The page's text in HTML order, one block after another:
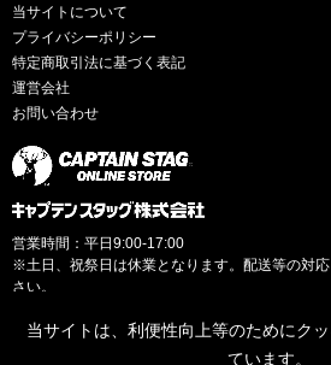
当サイトについて
プライバシーポリシー
特定商取引法に基づく表記
運営会社
お問い合わせ
営業時間：平日9:00-17:00
※土日、祝祭日は休業となります。配送等の対
さい。
当サイトは、利便性向上等のためにク
ています。